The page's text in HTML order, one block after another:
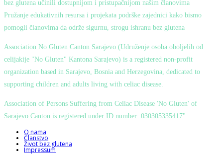
bez glutena učinili dostupnijom i pristupačnijom našim članovima
Pružanje edukativnih resursa i projekata podrške zajednici kako bismo
pomogli članovima da održe sigurnu, strogu ishranu bez glutena
Association No Gluten Canton Sarajevo (Udruženje osoba oboljelih od
celijakije "No Gluten" Kantona Sarajevo) is a registered non-profit
organization based in Sarajevo, Bosnia and Herzegovina, dedicated to
supporting children and adults living with celiac disease.
Association of Persons Suffering from Celiac Disease 'No Gluten' of
Sarajevo Canton is registered under ID number: 030305335417"
O nama
Članstvo
Život bez glutena
Impressum